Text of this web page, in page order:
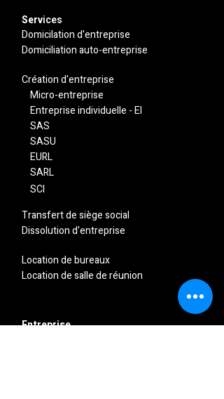
Services
Domicilation d'entreprise
Domiciliation auto-entreprise
Création d'entreprise
​Micro-entreprise
Entreprise individuelle - EI
SAS
SASU
EURL
SARL
SCI
Transfert de siège social
Dissolution d'entreprise
Location de bureaux
Location de salle de réunion
Entreprise